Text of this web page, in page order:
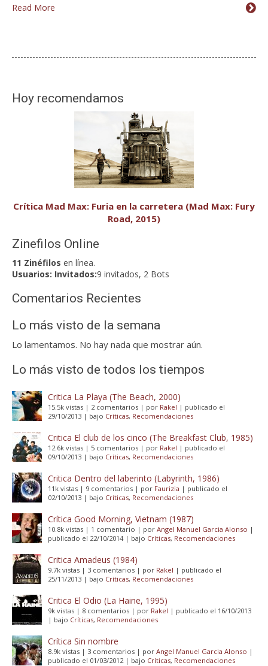
Read More
Hoy recomendamos
Crítica Mad Max: Furia en la carretera (Mad Max: Fury
Road, 2015)
Zinefilos Online
11 Zinéfilos en línea.
Usuarios: Invitados:9 invitados, 2 Bots
Comentarios Recientes
Lo más visto de la semana
Lo lamentamos. No hay nada que mostrar aún.
Lo más visto de todos los tiempos
Critica La Playa (The Beach, 2000)
15.5k vistas | 2 comentarios | por Rakel | publicado el
29/10/2013 | bajo Críticas, Recomendaciones
Critica El club de los cinco (The Breakfast Club, 1985)
12.6k vistas | 5 comentarios | por Rakel | publicado el
09/10/2013 | bajo Críticas, Recomendaciones
Critica Dentro del laberinto (Labyrinth, 1986)
11k vistas | 9 comentarios | por Faurizia | publicado el
02/10/2013 | bajo Críticas, Recomendaciones
Crítica Good Morning, Vietnam (1987)
10.8k vistas | 1 comentario | por Angel Manuel Garcia Alonso |
publicado el 22/10/2014| bajo Críticas, Recomendaciones
Critica Amadeus (1984)
9.7k vistas | 3 comentarios | por Rakel | publicado el
25/11/2013 | bajo Críticas, Recomendaciones
Critica El Odio (La Haine, 1995)
9k vistas | 8 comentarios | por Rakel | publicado el 16/10/2013
| bajo Críticas, Recomendaciones
Crítica Sin nombre
8.9k vistas | 3 comentarios | por Angel Manuel Garcia Alonso |
publicado el 01/03/2012| bajo Críticas, Recomendaciones